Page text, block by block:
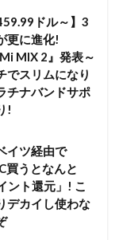
ドル～】3
更に進化!
Mi MIX 2』発表～
でスリムになり
チナバンドサポ
!
イツ経由で
買うとなんと
ント還元」! こ
デカイし使わな